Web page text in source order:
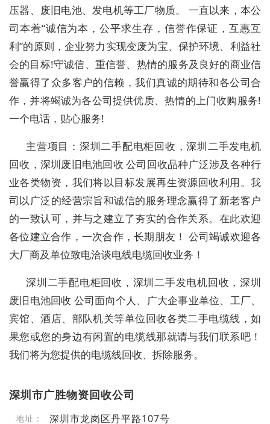
压器、废旧电池、发电机等工厂物质。 一直以来，本公
司本着“诚信为本，公平求生存，信誉作保证，互惠互
利”的原则，企业努力实现变废为宝、保护环境、利益社
会的目标!守诚信、重信誉、热情的服务及良好的商业信
誉赢得了众多客户的信赖，我们真诚的期待和各公司合
作，并将竭诚为各公司提供优质、热情的上门收购服务!
一个电话，贴心服务!
主营项目：深圳二手配电柜回收，深圳二手发电机
回收，深圳废旧电池回收 公司回收品种广泛涉及各种行
业各类物资，我们将以目标发展再生资源回收利用。我
司以广泛的经营宗旨和诚信的服务理念赢得了新老客户
的一致认可，并与之建立了夯实的合作关系。在此欢迎
各位建立合作，一次合作，长期朋友！ 公司竭诚欢迎各
大厂商及单位致电洽谈电线电缆回收业务！
深圳二手配电柜回收，深圳二手发电机回收，深圳
废旧电池回收 公司面向个人、广大企事业单位、工厂、
宾馆、酒店、部队机关等单位回收各类二手电缆线，如
果您或您的身边有闲置的电缆线那就请与我们联系吧！
我们将为您提供的电缆线回收、拆除服务。
深圳市广胜物资回收公司
地址： 深圳市龙岗区丹平路107号